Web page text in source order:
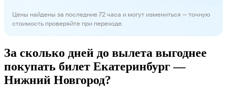
Цены найдены за последние 72 часа и могут измениться — точную
стоимость проверяйте при переходе.
За сколько дней до вылета выгоднее
покупать билет Екатеринбург —
Нижний Новгород?